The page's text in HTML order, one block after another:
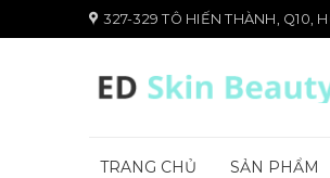
đến
327-329 TÔ HIẾN THÀNH, Q10,
TRANG CHỦ SẢN PHẨM